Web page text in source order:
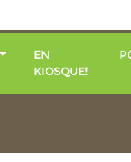
EN
KIOSQUE!